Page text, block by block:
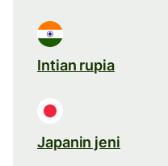
Intian rupia
Japanin jeni